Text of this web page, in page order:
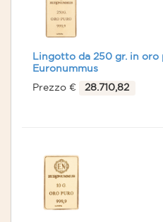
Lingotto da 250 gr. in
Euronummus
Prezzo €
28.710,82